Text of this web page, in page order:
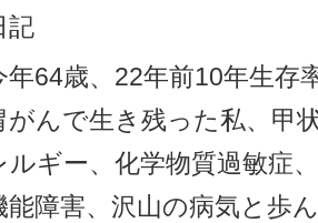
記
年64歳、22年前10年生存
がんで生き残った私、甲
ルギー、化学物質過敏症
能障害、沢山の病気と歩